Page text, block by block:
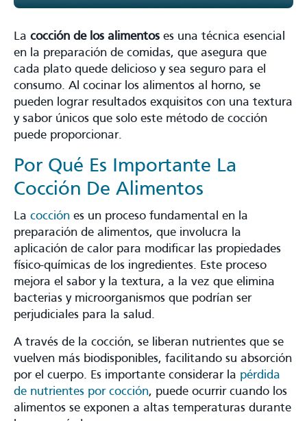
La cocción de los alimentos es una técnica esencial
en la preparación de comidas, que asegura que
cada plato quede delicioso y sea seguro para el
consumo. Al cocinar los alimentos al horno, se
pueden lograr resultados exquisitos con una textura
y sabor únicos que solo este método de cocción
puede proporcionar.
Por Qué Es Importante La
Cocción De Alimentos
La cocción es un proceso fundamental en la
preparación de alimentos, que involucra la
aplicación de calor para modificar las propiedades
físico-químicas de los ingredientes. Este proceso
mejora el sabor y la textura, a la vez que elimina
bacterias y microorganismos que podrían ser
perjudiciales para la salud​.
A través de la cocción, se liberan nutrientes que se
vuelven más biodisponibles, facilitando su absorción
por el cuerpo​​. Es importante considerar la pérdida
de nutrientes por cocción, puede ocurrir cuando los
alimentos se exponen a altas temperaturas durante